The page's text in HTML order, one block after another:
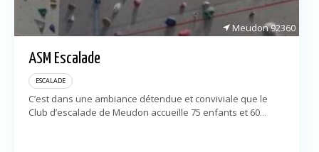
Meudon92360
ASM Escalade
ESCALADE
C’est dans une ambiance détendue et conviviale que le
Club d’escalade de Meudon accueille 75 enfants et 60